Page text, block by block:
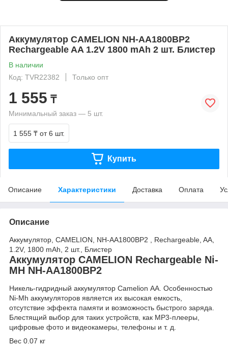
Аккумулятор CAMELION NH-AA1800BP2
Rechargeable AA 1.2V 1800 mAh 2 шт. Блистер
В наличии
Код: TVR22382
Только опт
1 555 ₸
Минимальный заказ — 5 шт.
1 555 ₸ от 6 шт.
Купить
Описание Характеристики Доставка Оплата
Описание
Аккумулятор, CAMELION, NH-AA1800BP2 , Rechargeable, AA,
1.2V, 1800 mAh, 2 шт., Блистер
Аккумулятор CAMELION Rechargeable Ni-
MH NH-AA1800BP2
Никель-гидридный аккумулятор Camelion АА. Особенностью
Ni-Mh аккумуляторов является их высокая емкость,
отсутствие эффекта памяти и возможность быстрого заряда.
Блестящий выбор для таких устройств, как MP3-плееры,
цифровые фото и видеокамеры, телефоны и т. д.
Вес 0.07 кг